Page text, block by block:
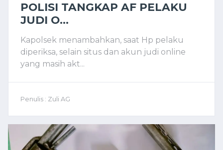
POLISI TANGKAP AF PELAKU
JUDI O...
Kapolsek menambahkan, saat Hp pelaku
diperiksa, selain situs dan akun judi online
yang masih akt...
Penulis : Zuli AG